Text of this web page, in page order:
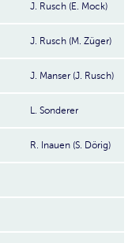
J. Rusch (E. Mock)
J. Rusch (M. Züger)
J. Manser (J. Rusch)
L. Sonderer
R. Inauen (S. Dörig)